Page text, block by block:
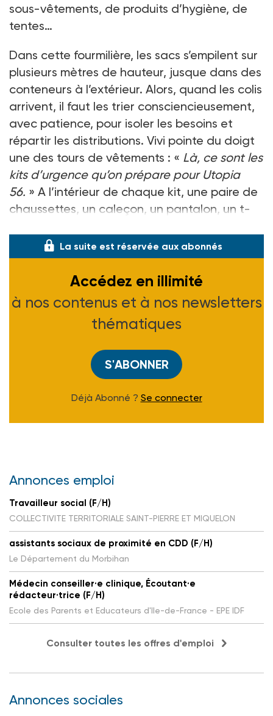
sous-vêtements, de produits d’hygiène, de
tentes…
Dans cette fourmilière, les sacs s’empilent sur
plusieurs mètres de hauteur, jusque dans des
conteneurs à l’extérieur. Alors, quand les colis
arrivent, il faut les trier consciencieusement,
avec patience, pour isoler les besoins et
répartir les distributions. Vivi pointe du doigt
une des tours de vêtements : « Là, ce sont les
kits d’urgence qu’on prépare pour Utopia
56. » A l’intérieur de chaque kit, une paire de
chaussettes, un caleçon, un pantalon, un t-
La suite est réservée aux abonnés
Accédez en illimité
à nos contenus et à nos newsletters
thématiques
S'ABONNER
Déjà Abonné ? Se connecter
Annonces emploi
Travailleur social (F/H)
COLLECTIVITE TERRITORIALE SAINT-PIERRE ET MIQUELON
assistants sociaux de proximité en CDD (F/H)
Le Département du Morbihan
Médecin conseiller·e clinique, Écoutant·e
rédacteur·trice (F/H)
Ecole des Parents et Educateurs d'Ile-de-France - EPE IDF
Consulter toutes les offres d'emploi
Annonces sociales